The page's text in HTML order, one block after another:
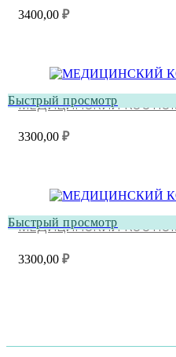
3400,00 ₽
Быстрый просмотр
МЕДИЦИНСКИЙ
3300,00 ₽
Быстрый просмотр
МЕДИЦИНСКИЙ
3300,00 ₽